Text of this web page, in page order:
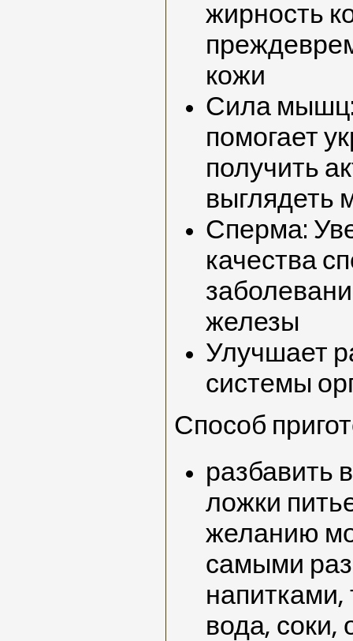
жирность
кожи
Сила мышц:
помогает
получить
выглядеть
Сперма:
качества
железы
Улучшает
системы
Способ
разбавить
ложки
желанию
самыми
напитками,
вода, соки,